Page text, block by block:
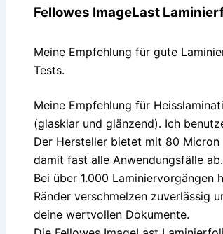
Fellowes ImageLast
Meine Empfehlung für gute
Tests.
Meine Empfehlung für
(glasklar und glänzend). Ich
Der Hersteller bietet mit 80
damit fast alle Anwendungsfälle
Bei über 1.000 Laminiervorgängen
Ränder verschmelzen zuverlässig
deine wertvollen Dokumente.